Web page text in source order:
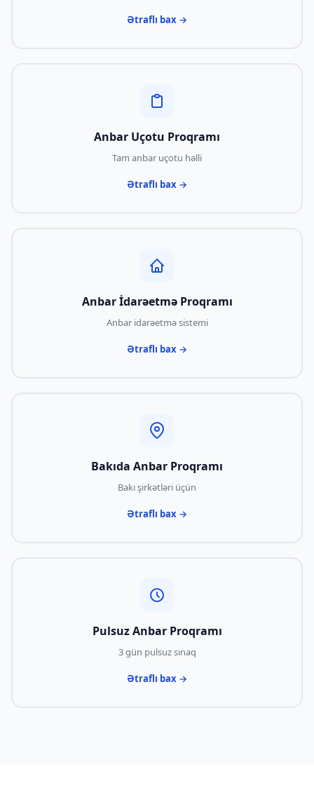
Ətraflı bax →
Anbar Uçotu Proqramı
Tam anbar uçotu həlli
Ətraflı bax →
Anbar İdarəetmə Proqramı
Anbar idarəetmə sistemi
Ətraflı bax →
Bakıda Anbar Proqramı
Bakı şirkətləri üçün
Ətraflı bax →
Pulsuz Anbar Proqramı
3 gün pulsuz sınaq
Ətraflı bax →